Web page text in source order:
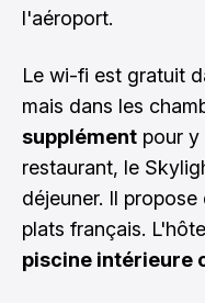
l'aéroport.
Le wi-fi est gratuit
mais dans les
supplément pour y
restaurant, le
déjeuner. Il
plats français.
piscine intérieure